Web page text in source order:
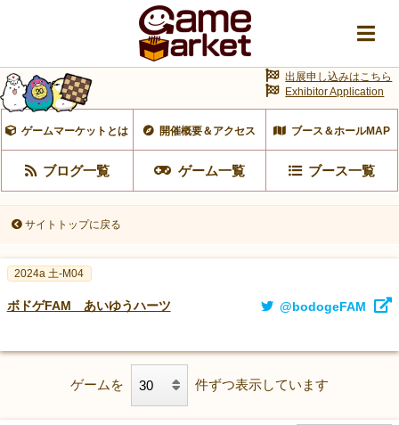
ゲームマーケットとは 開催概要＆アクセス ブース＆ホールMAP
ブログ一覧 ゲーム一覧 ブース一覧
出展申し込みはこちら
Exhibitor Application
サイトトップに戻る
2024a 土-M04
ボドゲFAM あいゆうハーツ @bodogeFAM
ゲームを 件ずつ表示しています